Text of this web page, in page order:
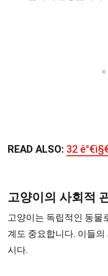
READ ALSO: 32
고양이의 사회적
고양이는 독립적인 동물
계도 중요합니다. 이들
시다.